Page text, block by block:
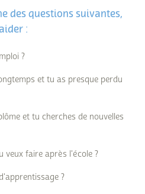
des questions suivantes,
:
?
et tu as presque perdu
et tu cherches de nouvelles
veux faire après l'école ?
?